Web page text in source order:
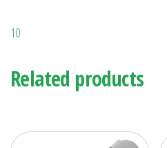
10
Related products